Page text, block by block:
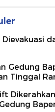
Gedung
Tinggal